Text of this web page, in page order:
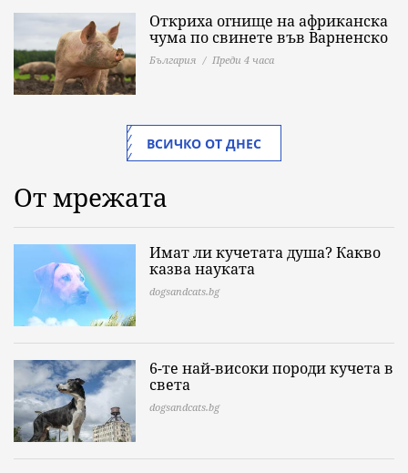
Откриха огнище на африканска
чума по свинете във Варненско
България Преди 4 часа
ВСИЧКО ОТ ДНЕС
От мрежата
Имат ли кучетата душа? Какво
казва науката
dogsandcats.bg
6-те най-високи породи кучета в
света
dogsandcats.bg